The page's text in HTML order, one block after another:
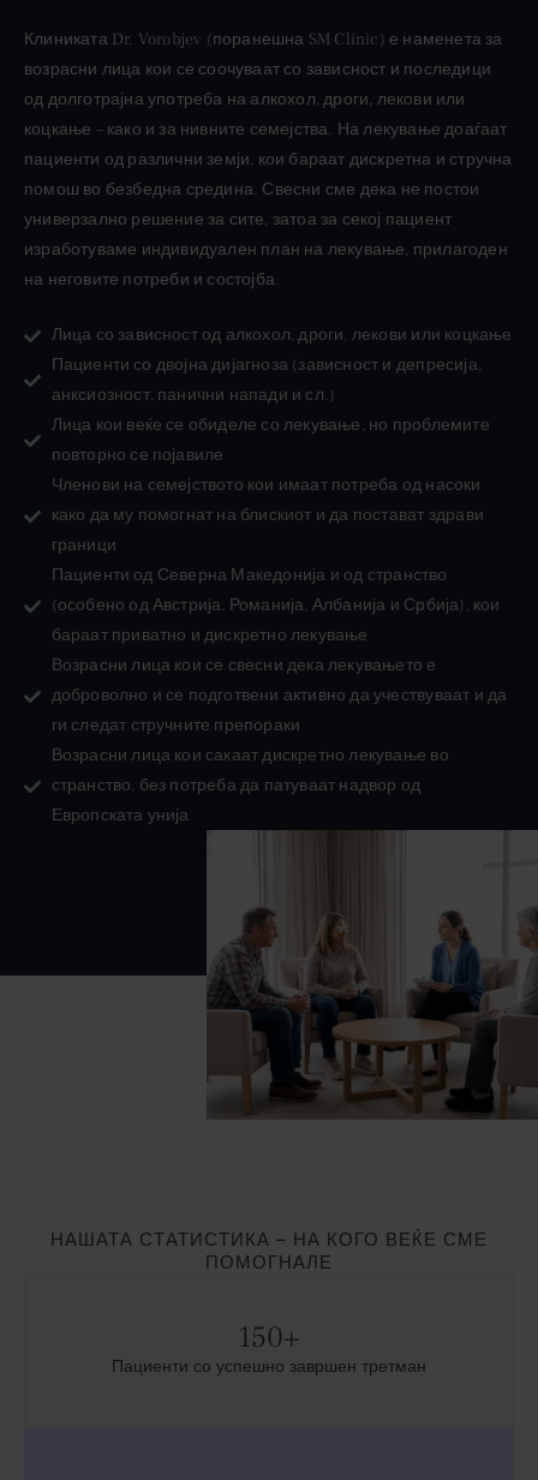
Клиниката Dr. Vorobjev (поранешна SM Clinic) е наменета за
возрасни лица кои се соочуваат со зависност и последици
од долготрајна употреба на алкохол, дроги, лекови или
коцкање – како и за нивните семејства. На лекување доаѓаат
пациенти од различни земји, кои бараат дискретна и стручна
помош во безбедна средина. Свесни сме дека не постои
универзално решение за сите, затоа за секој пациент
изработуваме индивидуален план на лекување, прилагоден
на неговите потреби и состојба.
Лица со зависност од алкохол, дроги, лекови или коцкање
Пациенти со двојна дијагноза (зависност и депресија,
анксиозност, панични напади и сл.)
Лица кои веќе се обиделе со лекување, но проблемите
повторно се појавиле
Членови на семејството кои имаат потреба од насоки
како да му помогнат на блискиот и да постават здрави
граници
Пациенти од Северна Македонија и од странство
(особено од Австрија, Романија, Албанија и Србија), кои
бараат приватно и дискретно лекување
Возрасни лица кои се свесни дека лекувањето е
доброволно и се подготвени активно да учествуваат и да
ги следат стручните препораки
Возрасни лица кои сакаат дискретно лекување во
странство, без потреба да патуваат надвор од
Европската унија
НАШАТА СТАТИСТИКА – НА КОГО ВЕЌЕ СМЕ
ПОМОГНАЛЕ
150+
Пациенти со успешно завршен третман